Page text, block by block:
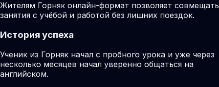
Жителям Горняк онлайн-формат позволяет совмещать
занятия с учёбой и работой без лишних поездок.
История успеха
Ученик из Горняк начал с пробного урока и уже через
несколько месяцев начал уверенно общаться на
английском.